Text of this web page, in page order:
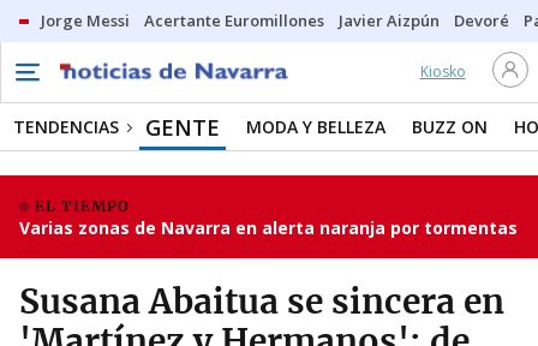
Jorge Messi Acertante Euromillones Javier Aizpún Devoré
Kiosko
TENDENCIAS GENTE MODA Y BELLEZA BUZZ ON
EL TIEMPO
Varias zonas de Navarra en alerta naranja por tormentas
Susana Abaitua se sincera en